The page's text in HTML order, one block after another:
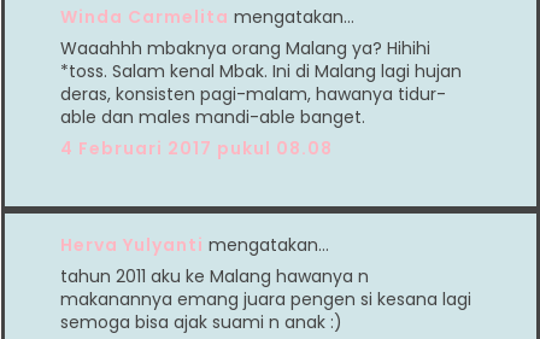
Winda Carmelita mengatakan…
Waaahhh mbaknya orang Malang ya? Hihihi
*toss. Salam kenal Mbak. Ini di Malang lagi hujan
deras, konsisten pagi-malam, hawanya tidur-
able dan males mandi-able banget.
4 Februari 2017 pukul 08.08
Herva Yulyanti mengatakan…
tahun 2011 aku ke Malang hawanya n
makanannya emang juara pengen si kesana lagi
semoga bisa ajak suami n anak :)